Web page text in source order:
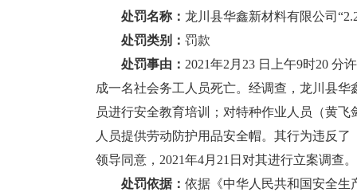
处罚名称： 龙川县华鑫新材料有限公司
处罚类别： 罚款
处罚事由： 2021年2月23 日上午9时20 分
成一名社会务工人员死亡。经调查，龙川县
员进行安全教育培训；对特种作业人员（黄
人员提供劳动防护用品安全帽。其行为违反
领导同意，2021年4月21日对其进行立案调查。
处罚依据： 依据《中华人民共和国安全生